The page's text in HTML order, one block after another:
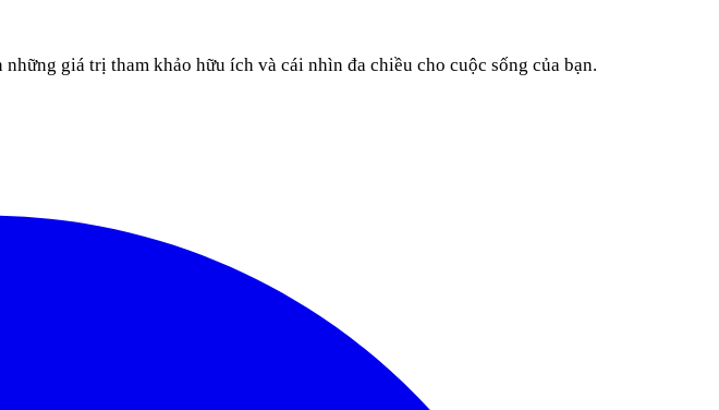
giá trị tham khảo hữu ích và cái nhìn đa chiều cho cuộc sống của bạn.